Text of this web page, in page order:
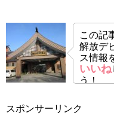
この記
解放デ
ス情報
いいね
う！
スポンサーリンク